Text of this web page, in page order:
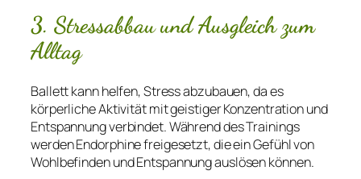
3. Stressabbau und Ausgleich zum
Alltag
Ballett kann helfen, Stress abzubauen, da es
körperliche Aktivität mit geistiger Konzentration und
Entspannung verbindet. Während des Trainings
werden Endorphine freigesetzt, die ein Gefühl von
Wohlbefinden und Entspannung auslösen können.